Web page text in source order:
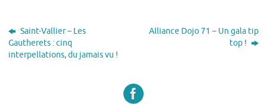
Saint-Vallier – Les
Gautherets : cinq
interpellations, du jamais vu !
Alliance Dojo 71 – Un gala tip
top !